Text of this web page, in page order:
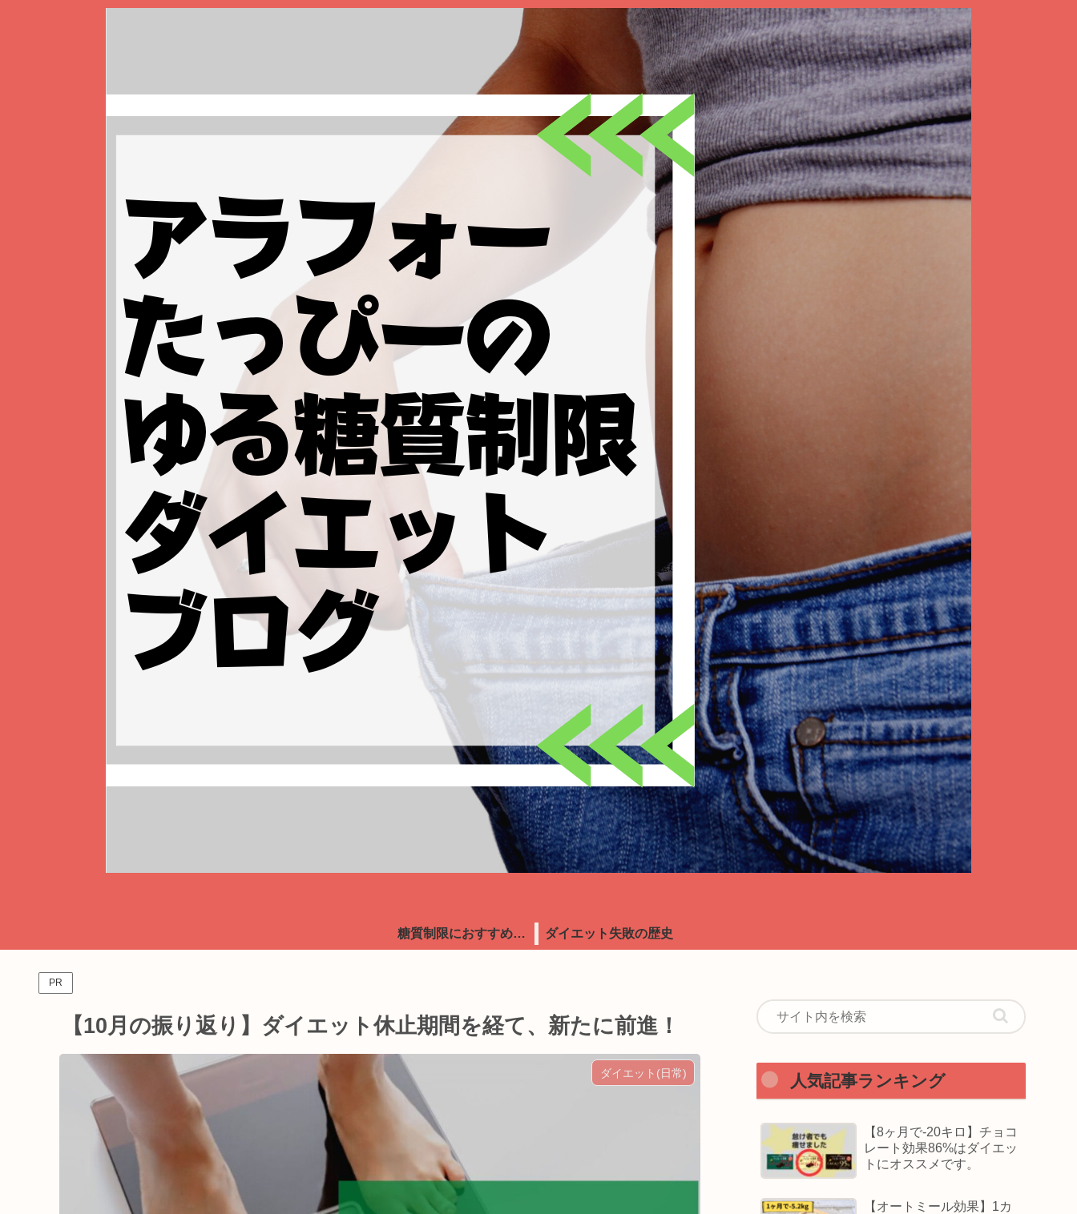
糖質制限におすすめ食品 ダイエット失敗の歴史
PR
【10月の振り返り】ダイエット休止期間を経て、新たに前進！
ダイエット(日常) 人気記事ランキング
【8ヶ月で-20キロ】チョコ
レート効果86%はダイエッ
トにオススメです。
【オートミール効果】1カ